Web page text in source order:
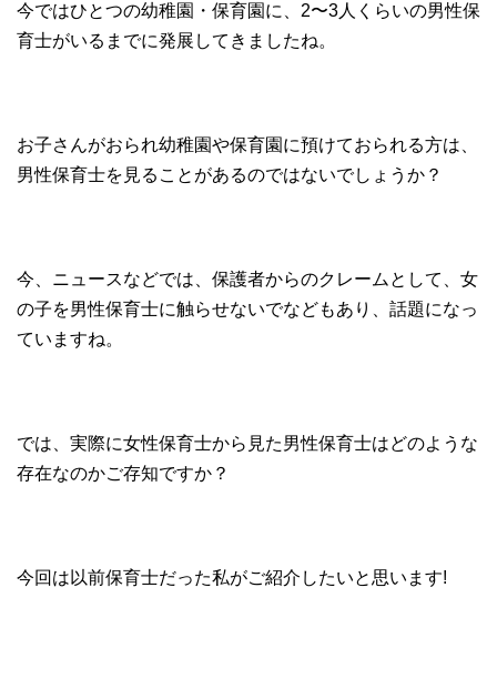
今ではひとつの幼稚園・保育園に、2〜3人くらいの男性保
育士がいるまでに発展してきましたね。
お子さんがおられ幼稚園や保育園に預けておられる方は、
男性保育士を見ることがあるのではないでしょうか？
今、ニュースなどでは、保護者からのクレームとして、女
の子を男性保育士に触らせないでなどもあり、話題になっ
ていますね。
では、実際に女性保育士から見た男性保育士はどのような
存在なのかご存知ですか？
今回は以前保育士だった私がご紹介したいと思います!